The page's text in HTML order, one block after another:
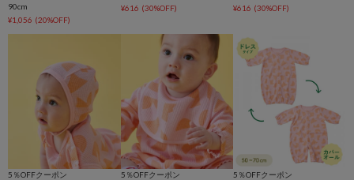
90cm
¥1,056 (20%OFF)
¥616 (30%OFF)
¥616 (30%OFF)
5％OFFクーポン 5％OFFクーポン 5％OFFクーポン